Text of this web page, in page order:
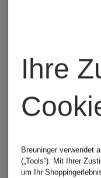
Ihre
Breuninger verwendet
(„Tools“). Mit Ihrer
um Ihr